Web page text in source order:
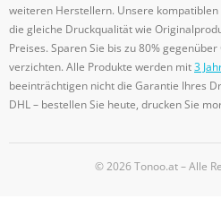
weiteren Herstellern. Unsere
die gleiche Druckqualität wie
Preises. Sparen Sie bis zu 80%
verzichten. Alle Produkte werden mit3
beeinträchtigen nicht die Garantie Ihres
DHL – bestellen Sie heute, drucken Sie
© 2026 Tonoo.at – Alle